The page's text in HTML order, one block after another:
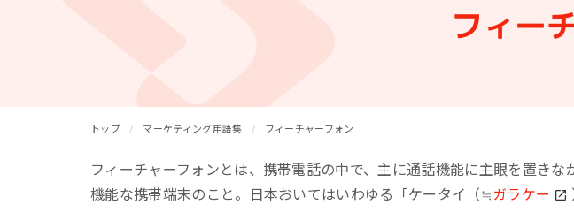
[見込顧客獲得ソリューション]
リピーターを増やしたい メール効果測定
フィー
トップ マーケティング用語集 フィーチャーフォン
フィーチャーフォンとは、携帯電話の中で、主に通話機能に主眼を置き
機能な携帯端末のこと。日本おいてはいわゆる「ケータイ（≒ ガラケー